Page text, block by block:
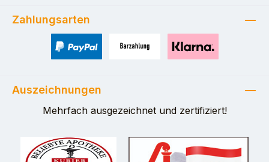
Zahlungsarten
Auszeichnungen
Mehrfach ausgezeichnet und zertifiziert!